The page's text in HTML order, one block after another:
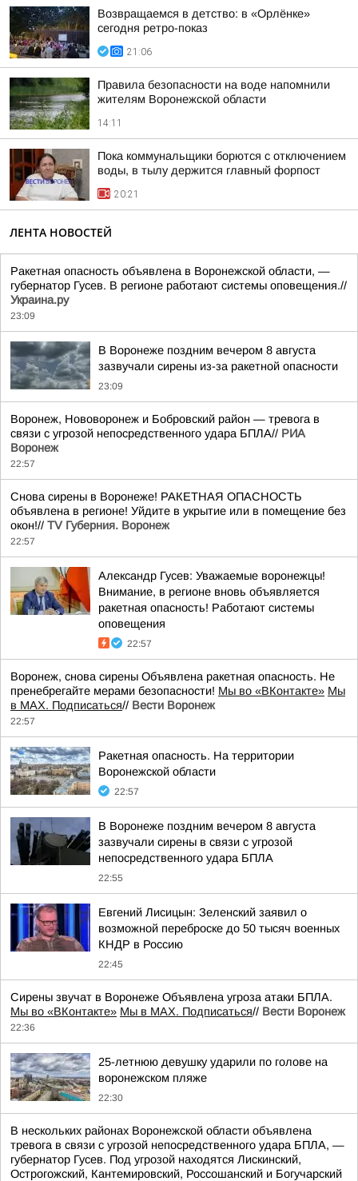
Возвращаемся в детство: в «Орлёнке»
сегодня ретро-показ
21:06
Правила безопасности на воде напомнили
жителям Воронежской области
14:11
Пока коммунальщики борются с отключением
воды, в тылу держится главный форпост
20:21
ЛЕНТА НОВОСТЕЙ
Ракетная опасность объявлена в Воронежской области, —
губернатор Гусев. В регионе работают системы оповещения.//
Украина.ру
23:09
В Воронеже поздним вечером 8 августа
зазвучали сирены из-за ракетной опасности
23:09
Воронеж, Нововоронеж и Бобровский район — тревога в
связи с угрозой непосредственного удара БПЛА// РИА
Воронеж
22:57
Снова сирены в Воронеже! РАКЕТНАЯ ОПАСНОСТЬ
объявлена в регионе! Уйдите в укрытие или в помещение без
окон!// TV Губерния. Воронеж
22:57
Александр Гусев: Уважаемые воронежцы!
Внимание, в регионе вновь объявляется
ракетная опасность! Работают системы
оповещения
22:57
Воронеж, снова сирены Объявлена ракетная опасность. Не
пренебрегайте мерами безопасности! Мы во «ВКонтакте» Мы
в MAX. Подписаться// Вести Воронеж
22:57
Ракетная опасность. На территории
Воронежской области
22:57
В Воронеже поздним вечером 8 августа
зазвучали сирены в связи с угрозой
непосредственного удара БПЛА
22:55
Евгений Лисицын: Зеленский заявил о
возможной переброске до 50 тысяч военных
КНДР в Россию
22:45
Сирены звучат в Воронеже Объявлена угроза атаки БПЛА.
Мы во «ВКонтакте» Мы в MAX. Подписаться// Вести Воронеж
22:36
25-летнюю девушку ударили по голове на
воронежском пляже
22:30
В нескольких районах Воронежской области объявлена
тревога в связи с угрозой непосредственного удара БПЛА, —
губернатор Гусев. Под угрозой находятся Лискинский,
Острогожский, Кантемировский, Россошанский и Богучарский